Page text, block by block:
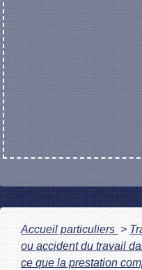
Accueil particuliers >
ou accident du travail
ce que la prestation